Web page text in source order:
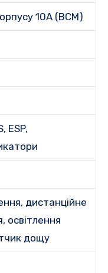
10A (BCM)
ESP,
дистанційне
освітлення
дощу